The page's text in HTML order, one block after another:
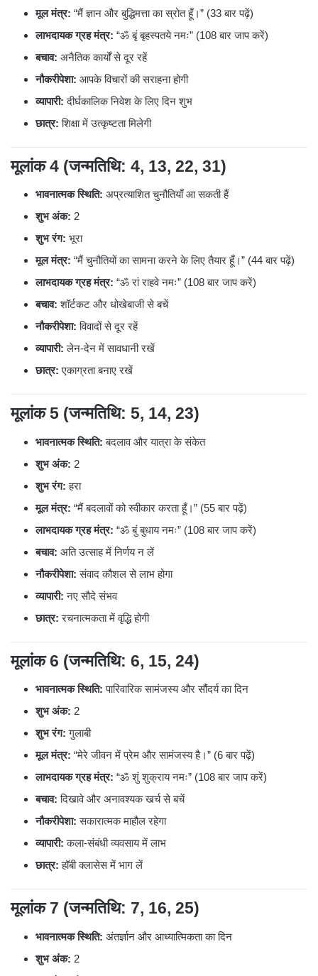
मूल मंत्र: “मैं ज्ञान और बुद्धिमत्ता का स्रोत हूँ।” (33 बार पढ़ें)
लाभदायक ग्रह मंत्र: “ॐ बृं बृहस्पतये नमः” (108 बार जाप करें)
बचाव: अनैतिक कार्यों से दूर रहें
नौकरीपेशा: आपके विचारों की सराहना होगी
व्यापारी: दीर्घकालिक निवेश के लिए दिन शुभ
छात्र: शिक्षा में उत्कृष्टता मिलेगी
मूलांक 4 (जन्मतिथि: 4, 13, 22, 31)
भावनात्मक स्थिति: अप्रत्याशित चुनौतियाँ आ सकती हैं
शुभ अंक: 2
शुभ रंग: भूरा
मूल मंत्र: “मैं चुनौतियों का सामना करने के लिए तैयार हूँ।” (44 बार पढ़ें)
लाभदायक ग्रह मंत्र: “ॐ रां राहवे नमः” (108 बार जाप करें)
बचाव: शॉर्टकट और धोखेबाजी से बचें
नौकरीपेशा: विवादों से दूर रहें
व्यापारी: लेन-देन में सावधानी रखें
छात्र: एकाग्रता बनाए रखें
मूलांक 5 (जन्मतिथि: 5, 14, 23)
भावनात्मक स्थिति: बदलाव और यात्रा के संकेत
शुभ अंक: 2
शुभ रंग: हरा
मूल मंत्र: “मैं बदलावों को स्वीकार करता हूँ।” (55 बार पढ़ें)
लाभदायक ग्रह मंत्र: “ॐ बुं बुधाय नमः” (108 बार जाप करें)
बचाव: अति उत्साह में निर्णय न लें
नौकरीपेशा: संवाद कौशल से लाभ होगा
व्यापारी: नए सौदे संभव
छात्र: रचनात्मकता में वृद्धि होगी
मूलांक 6 (जन्मतिथि: 6, 15, 24)
भावनात्मक स्थिति: पारिवारिक सामंजस्य और सौंदर्य का दिन
शुभ अंक: 2
शुभ रंग: गुलाबी
मूल मंत्र: “मेरे जीवन में प्रेम और सामंजस्य है।” (6 बार पढ़ें)
लाभदायक ग्रह मंत्र: “ॐ शुं शुक्राय नमः” (108 बार जाप करें)
बचाव: दिखावे और अनावश्यक खर्च से बचें
नौकरीपेशा: सकारात्मक माहौल रहेगा
व्यापारी: कला-संबंधी व्यवसाय में लाभ
छात्र: हॉबी क्लासेस में भाग लें
मूलांक 7 (जन्मतिथि: 7, 16, 25)
भावनात्मक स्थिति: अंतर्ज्ञान और आध्यात्मिकता का दिन
शुभ अंक: 2